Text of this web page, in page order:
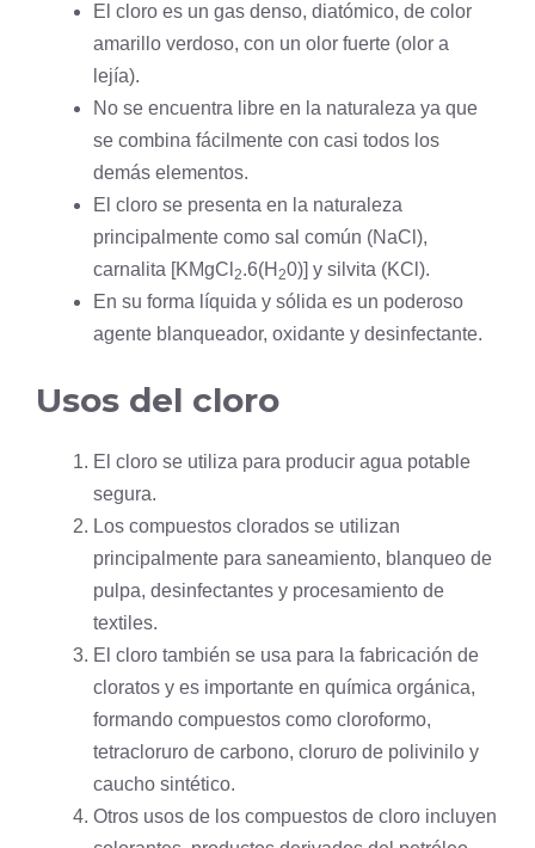
El cloro es un gas denso, diatómico, de color
amarillo verdoso, con un olor fuerte (olor a
lejía).
No se encuentra libre en la naturaleza ya que
se combina fácilmente con casi todos los
demás elementos.
El cloro se presenta en la naturaleza
principalmente como sal común (NaCl),
carnalita [KMgCl 2.6(H 20)] y silvita (KCl).
En su forma líquida y sólida es un poderoso
agente blanqueador, oxidante y desinfectante.
Usos del cloro
El cloro se utiliza para producir agua potable
segura.
Los compuestos clorados se utilizan
principalmente para saneamiento, blanqueo de
pulpa, desinfectantes y procesamiento de
textiles.
El cloro también se usa para la fabricación de
cloratos y es importante en química orgánica,
formando compuestos como cloroformo,
tetracloruro de carbono, cloruro de polivinilo y
caucho sintético.
Otros usos de los compuestos de cloro incluyen